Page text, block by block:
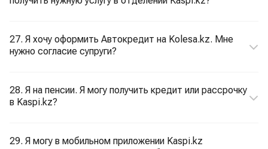
27. Я хочу оформить Автокредит на Kolesa.kz. Мне
нужно согласие супруги?
28. Я на пенсии. Я могу получить кредит или рассрочку
в Kaspi.kz?
29. Я могу в мобильном приложении Kaspi.kz